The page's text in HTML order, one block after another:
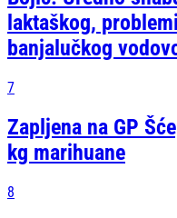
laktaškog,
banjalučkog
7
Zapljena na GP
kg marihuane
8